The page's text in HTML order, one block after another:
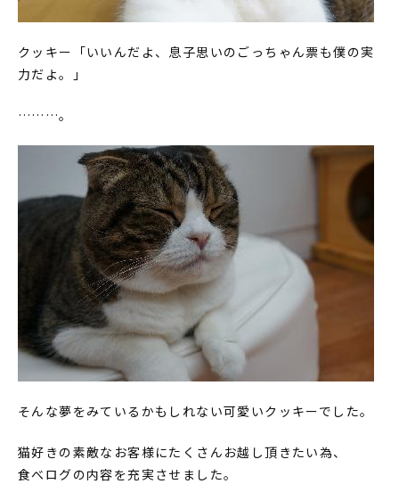
クッキー「いいんだよ、息子思いのごっちゃん票も僕の実
力だよ。」
………。
そんな夢をみているかもしれない可愛いクッキーでした。
猫好きの素敵なお客様にたくさんお越し頂きたい為、
食べログの内容を充実させました。